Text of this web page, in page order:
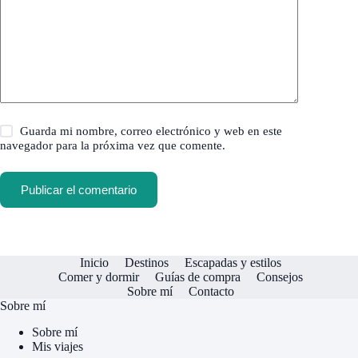
Guarda mi nombre, correo electrónico y web en este
navegador para la próxima vez que comente.
Publicar el comentario
Inicio Destinos
Escapadas y estilos
Comer y dormir
Guías de compra
Consejos
Sobre mí
Contacto
Sobre mí
Sobre mí
Mis viajes